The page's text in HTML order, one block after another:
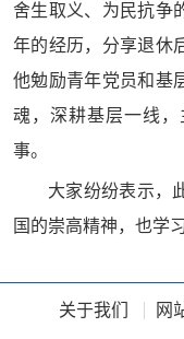
舍生取义、为民抗争
年的经历，分享退休
他勉励青年党员和基
魂，深耕基层一线
事。
大家纷纷表示，
国的崇高精神，也学
关于我们 网